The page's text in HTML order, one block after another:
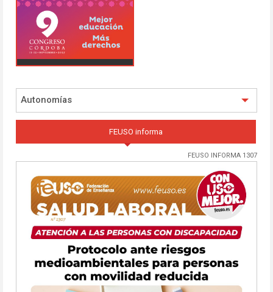
Autonomías
FEUSO informa
FEUSO INFORMA 1307